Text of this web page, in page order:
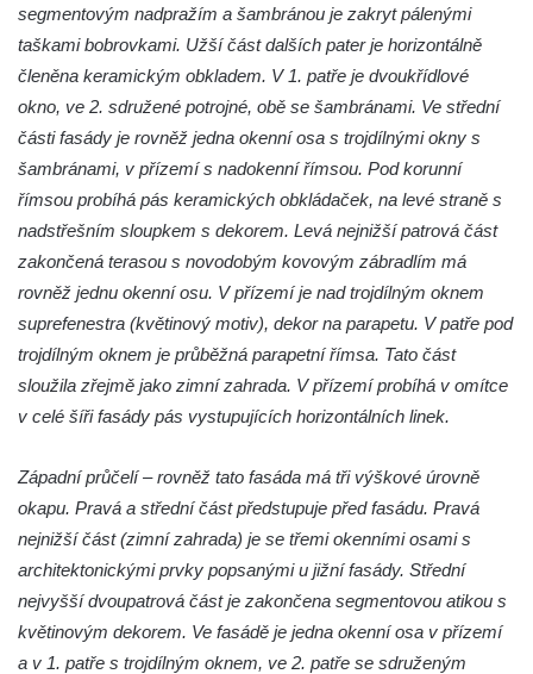
Hostinec ve Svojkově
Dům obuvi Baťa v Liberci
Hotel Cristal v Železném Brodě
Spořitelna a muzeum v Železném Brodě
Dům čp. 2 v Semilech (sídlo Muzea a
Pojizerské galerie)
Obecní dům v Semilech
Pila U Lišáka u Rabštejna nad Střelou
Bývalá fara v Pražské ulici v Bochově
Fuchsova vila v České Kamenici
Robert Fuchs, papírna v České Kamenici
Bývalá továrna Florian Hübel, tkalcovna u
Chřibské
Bývalá továrna J. B. Limburger junior,
přádelny bavlny v Chotyni
segmentovým nadpražím a šambránou je zakryt pálenými
taškami bobrovkami. Užší část dalších pater je horizontálně
členěna keramickým obkladem. V 1. patře je dvoukřídlové
okno, ve 2. sdružené potrojné, obě se šambránami. Ve střední
části fasády je rovněž jedna okenní osa s trojdílnými okny s
šambránami, v přízemí s nadokenní římsou. Pod korunní
římsou probíhá pás keramických obkládaček, na levé straně s
nadstřešním sloupkem s dekorem. Levá nejnižší patrová část
zakončená terasou s novodobým kovovým zábradlím má
rovněž jednu okenní osu. V přízemí je nad trojdílným oknem
suprefenestra (květinový motiv), dekor na parapetu. V patře pod
trojdílným oknem je průběžná parapetní římsa. Tato část
sloužila zřejmě jako zimní zahrada. V přízemí probíhá v omítce
v celé šíři fasády pás vystupujících horizontálních linek.
Západní průčelí – rovněž tato fasáda má tři výškové úrovně
okapu. Pravá a střední část předstupuje před fasádu. Pravá
nejnižší část (zimní zahrada) je se třemi okenními osami s
architektonickými prvky popsanými u jižní fasády. Střední
nejvyšší dvoupatrová část je zakončena segmentovou atikou s
květinovým dekorem. Ve fasádě je jedna okenní osa v přízemí
a v 1. patře s trojdílným oknem, ve 2. patře se sdruženým